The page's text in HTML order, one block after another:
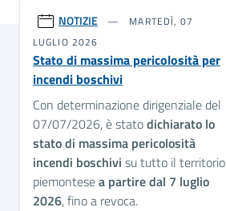
NOTIZIE
MARTEDÌ, 07
LUGLIO 2026
Stato di massima pericolosità per
incendi boschivi
Con determinazione dirigenziale del
07/07/2026, è statodichiarato lo
stato di massima pericolosità
incendi boschivi su tutto il territorio
piemontesea partire dal 7 luglio
2026, fino a revoca.